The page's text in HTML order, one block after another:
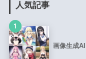
人気記事
1
画像生成